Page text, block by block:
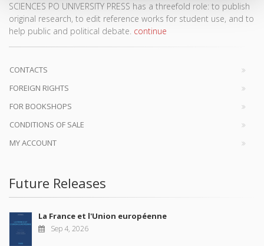
SCIENCES PO UNIVERSITY PRESS has a threefold role: to publish
original research, to edit reference works for student use, and to
help public and political debate. continue
CONTACTS
FOREIGN RIGHTS
FOR BOOKSHOPS
CONDITIONS OF SALE
MY ACCOUNT
Future Releases
La France et l'Union européenne
Sep 4, 2026